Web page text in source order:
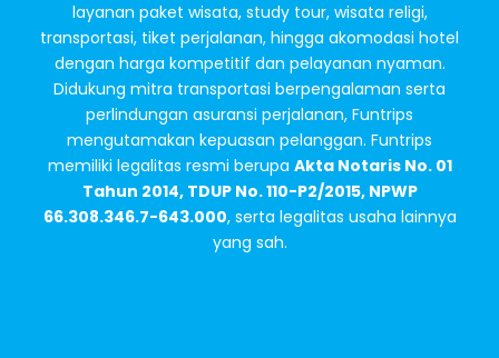
layanan paket wisata, study tour, wisata religi,
transportasi, tiket perjalanan, hingga akomodasi hotel
dengan harga kompetitif dan pelayanan nyaman.
Didukung mitra transportasi berpengalaman serta
perlindungan asuransi perjalanan, Funtrips
mengutamakan kepuasan pelanggan. Funtrips
memiliki legalitas resmi berupa Akta Notaris No. 01
Tahun 2014, TDUP No. 110-P2/2015, NPWP
66.308.346.7-643.000, serta legalitas usaha lainnya
yang sah.